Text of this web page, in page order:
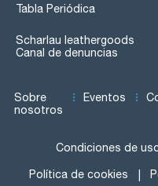
Tabla Periódica
Scharlau leathergoods
Canal de denuncias
Sobre
nosotros
Eventos
Condiciones de
Política de cookies